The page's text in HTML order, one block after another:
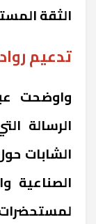
الثقة
تدعيم
واوضحت
الرسالة
الشابات
الصناعية